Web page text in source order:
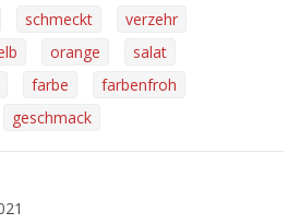
schmeckt
verzehr
orange
salat
farbe
farbenfroh
geschmack